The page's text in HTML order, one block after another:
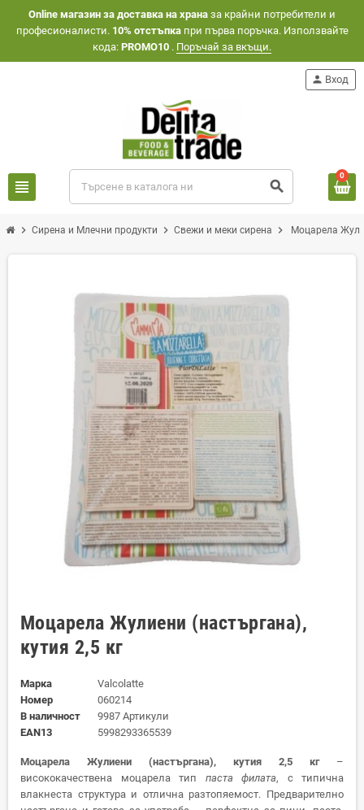
Оnline магазин за доставка на храна за крайни потребители и
професионалисти. 10% отстъпкапри първа поръчка. Използвайте
кода: PROMO10 . Поръчай за вкъщи.
view_headline search
person Вход
0
chevron_right Сирена и Млечни продукти chevron_right Свежи и меки сирена chevron_right Моцарела
Моцарела Жулиени (настъргана),
кутия 2,5 кг
Марка
Valcolatte
Номер
060214
В наличност
9987 Артикули
EAN13
5998293365539
Моцарела Жулиени (настъргана), кутия 2,5 кг–
висококачествена моцарела тип паста филата, с типична
влакнеста структура и отлична разтопяемост. Предварително